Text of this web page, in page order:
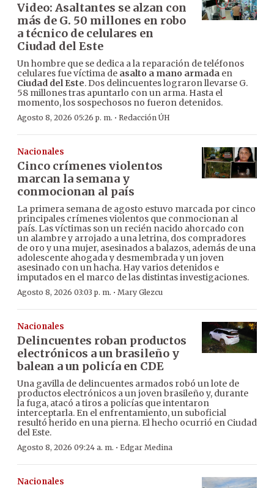
Video: Asaltantes se alzan con
más de G. 50 millones en robo
a técnico de celulares en
Ciudad del Este
Un hombre que se dedica a la reparación de teléfonos
celulares fue víctima de asalto a mano armada en
Ciudad del Este. Dos delincuentes lograron llevarse G.
58 millones tras apuntarlo con un arma. Hasta el
momento, los sospechosos no fueron detenidos.
Agosto 8, 2026 05:26 p. m. · Redacción ÚH
Nacionales
Cinco crímenes violentos
marcan la semana y
conmocionan al país
La primera semana de agosto estuvo marcada por cinco
principales crímenes violentos que conmocionan al
país. Las víctimas son un recién nacido ahorcado con
un alambre y arrojado a una letrina, dos compradores
de oro y una mujer, asesinados a balazos, además de una
adolescente ahogada y desmembrada y un joven
asesinado con un hacha. Hay varios detenidos e
imputados en el marco de las distintas investigaciones.
Agosto 8, 2026 03:03 p. m. · Mary Glezcu
Nacionales
Delincuentes roban productos
electrónicos a un brasileño y
balean a un policía en CDE
Una gavilla de delincuentes armados robó un lote de
productos electrónicos a un joven brasileño y, durante
la fuga, atacó a tiros a policías que intentaron
interceptarla. En el enfrentamiento, un suboficial
resultó herido en una pierna. El hecho ocurrió en Ciudad
del Este.
Agosto 8, 2026 09:24 a. m. · Edgar Medina
Nacionales